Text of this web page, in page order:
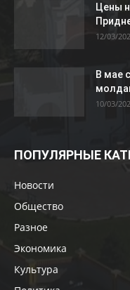
Цены
12/03/
В мае
10/03/
ПОПУЛЯРНЫЕ
Новости
Общество
Разное
Экономика
Культура